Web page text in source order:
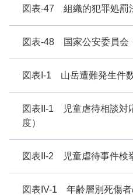
図表-47 組織的犯罪処罰
図表-48 国家公安委員会
図表I-1 山岳遭難発生件
図表II-1 児童虐待相談対
度）
図表II-2 児童虐待事件検
図表IV-1 年齢層別死傷